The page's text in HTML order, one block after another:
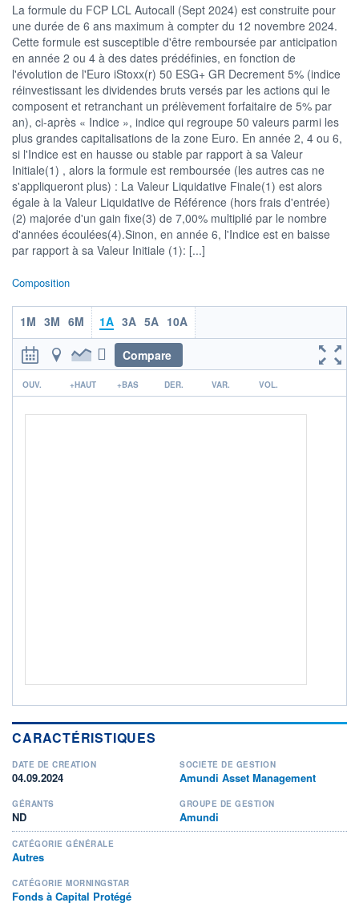
04/12 01/04
105
110
CATÉGORIE MORNINGSTAR
Fonds à Capital Protégé
FONDS PARTENAIRES
TARIFS PRIVILÉGIÉS 0%
ÉLIGIBILITÉ
PEA PEA-PME BOURSOVIE LUX
BOURSOVIE
CTO BUSINESS
Non éligible Boursobank
14M / 31.07.26
NOTATION MORNINGSTAR ⁽¹⁾
RISQUE DU FONDS (SRI)
5/7
La formule du FCP LCL Autocall (Sept 2024) est construite pour
une durée de 6 ans maximum à compter du 12 novembre 2024.
Cette formule est susceptible d'être remboursée par anticipation
en année 2 ou 4 à des dates prédéfinies, en fonction de
l'évolution de l'Euro iStoxx(r) 50 ESG+ GR Decrement 5% (indice
réinvestissant les dividendes bruts versés par les actions qui le
composent et retranchant un prélèvement forfaitaire de 5% par
an), ci-après « Indice », indice qui regroupe 50 valeurs parmi les
plus grandes capitalisations de la zone Euro. En année 2, 4 ou 6,
si l'Indice est en hausse ou stable par rapport à sa Valeur
Initiale(1) , alors la formule est remboursée (les autres cas ne
s'appliqueront plus) : La Valeur Liquidative Finale(1) est alors
égale à la Valeur Liquidative de Référence (hors frais d'entrée)
(2) majorée d'un gain fixe(3) de 7,00% multiplié par le nombre
d'années écoulées(4).Sinon, en année 6, l'Indice est en baisse
par rapport à sa Valeur Initiale (1): [...]
Composition
1M 3M 6M 1A 3A 5A 10A
Compare
r
OUV. +HAUT +BAS DER. VAR. VOL.
CARACTÉRISTIQUES
DATE DE CRÉATION
04.09.2024
SOCIÉTÉ DE GESTION
Amundi Asset Management
GÉRANTS
ND
GROUPE DE GESTION
Amundi
CATÉGORIE GÉNÉRALE
Autres
CATÉGORIE MORNINGSTAR
Fonds à Capital Protégé